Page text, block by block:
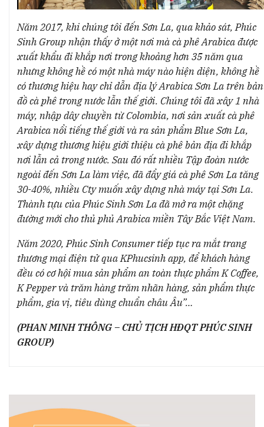
Năm 2017, khi chúng tôi đến Sơn La, qua khảo sát, Phúc
Sinh Group nhận thấy ở một nơi mà cà phê Arabica được
xuất khẩu đi khắp nơi trong khoảng hơn 35 năm qua
nhưng không hề có một nhà máy nào hiện diện, không hề
có thương hiệu hay chỉ dẫn địa lý Arabica Sơn La trên bản
đồ cà phê trong nước lẫn thế giới. Chúng tôi đã xây 1 nhà
máy, nhập dây chuyền từ Colombia, nơi sản xuất cà phê
Arabica nổi tiếng thế giới và ra sản phẩm Blue Sơn La,
xây dựng thương hiệu giới thiệu cà phê bản địa đi khắp
nơi lẫn cả trong nước. Sau đó rất nhiều Tập đoàn nước
ngoài đến Sơn La làm việc, đã đẩy giá cà phê Sơn La tăng
30-40%, nhiều Cty muốn xây dựng nhà máy tại Sơn La.
Thành tựu của Phúc Sinh Sơn La đã mở ra một chặng
đường mới cho thủ phủ Arabica miền Tây Bắc Việt Nam.
Năm 2020, Phúc Sinh Consumer tiếp tục ra mắt trang
thương mại điện tử qua KPhucsinh app, để khách hàng
đều có cơ hội mua sản phẩm an toàn thực phẩm K Coffee,
K Pepper và trăm hàng trăm nhãn hàng, sản phẩm thực
phẩm, gia vị, tiêu dùng chuẩn châu Âu”…
(PHAN MINH THÔNG – CHỦ TỊCH HĐQT PHÚC SINH
GROUP)